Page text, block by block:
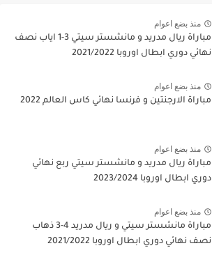
منذ بضع اعوام
مباراة ريال مدريد و مانشستر سيتي 3-1 اياب نصف
نهائي دوري ابطال اوروبا 2021/2022
منذ بضع اعوام
مباراة الارجنتين و فرنسا نهائي كاس العالم 2022
منذ بضع اعوام
مباراة ريال مدريد و مانشستر سيتي ربع نهائي
دوري ابطال اوروبا 2023/2024
منذ بضع اعوام
مباراة مانشستر سيتي و ريال مدريد 4-3 ذهاب
نصف نهائي دوري ابطال اوروبا 2021/2022